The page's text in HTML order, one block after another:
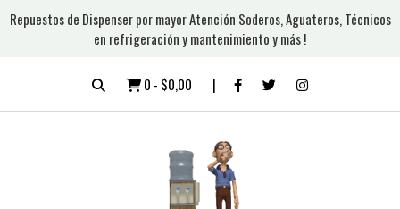
Repuestos de Dispenser por mayor Atención Soderos, Aguateros, Técnicos
en refrigeración y mantenimiento y más !
0 - $0,00